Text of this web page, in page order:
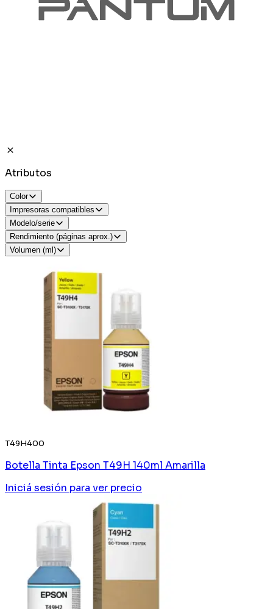
Atributos
Color
Impresoras compatibles
Modelo/serie
Rendimiento (páginas aprox.)
Volumen (ml)
T49H400
Botella Tinta Epson T49H 140ml Amarilla
Iniciá sesión para ver precio